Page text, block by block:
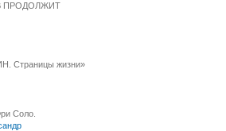
ПРОДОЛЖИТ
Страницы жизни»
Соло.